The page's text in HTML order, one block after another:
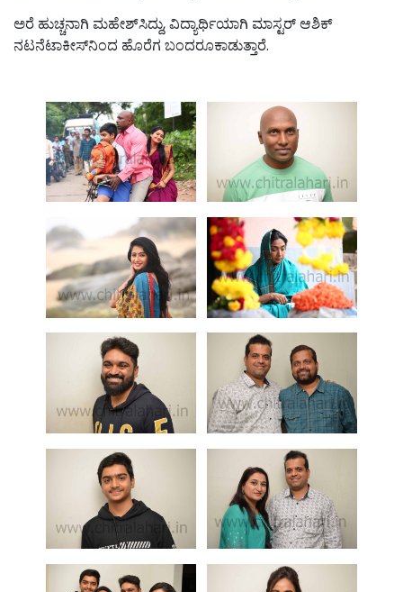
ಅರೆ ಹುಚ್ಚನಾಗಿ ಮಹೇಶ್‌ಸಿದ್ದು, ವಿದ್ಯಾರ್ಥಿಯಾಗಿ ಮಾಸ್ಟರ್ ಆಶಿಕ್
ನಟನೆಟಾಕೀಸ್‌ನಿಂದ ಹೊರೆಗ ಬಂದರೂಕಾಡುತ್ತಾರೆ.